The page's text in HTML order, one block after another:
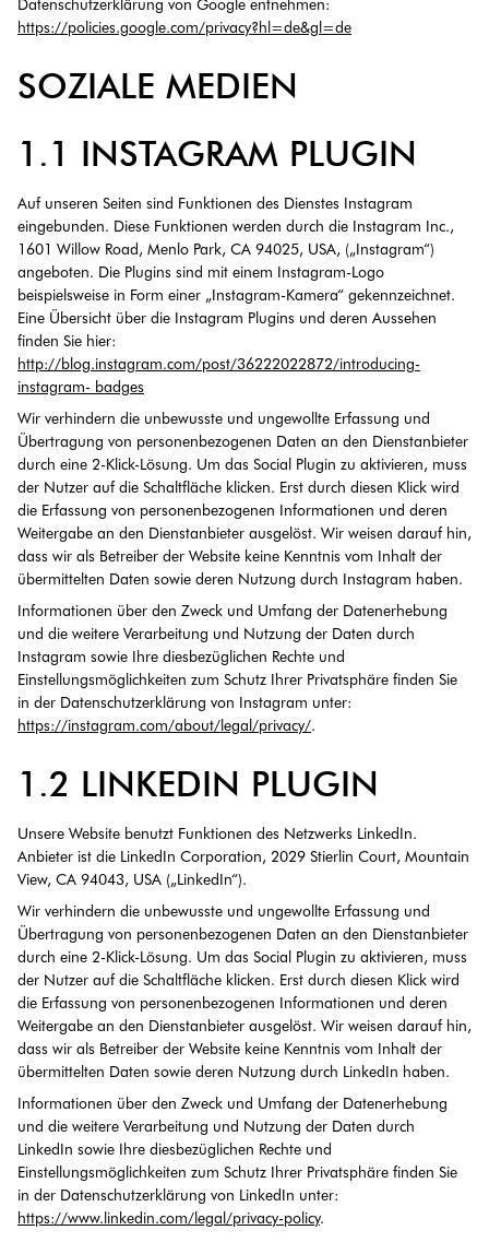
Datenschutzerklärung von Google entnehmen:
https://policies.google.com/privacy?hl=de&gl=de
SOZIALE MEDIEN
1.1 INSTAGRAM PLUGIN
Auf unseren Seiten sind Funktionen des Dienstes Instagram
eingebunden. Diese Funktionen werden durch die Instagram Inc.,
1601 Willow Road, Menlo Park, CA 94025, USA, („Instagram“)
angeboten. Die Plugins sind mit einem Instagram-Logo
beispielsweise in Form einer „Instagram-Kamera“ gekennzeichnet.
Eine Übersicht über die Instagram Plugins und deren Aussehen
finden Sie hier:
http://blog.instagram.com/post/36222022872/introducing-
instagram- badges
Wir verhindern die unbewusste und ungewollte Erfassung und
Übertragung von personenbezogenen Daten an den Dienstanbieter
durch eine 2-Klick-Lösung. Um das Social Plugin zu aktivieren, muss
der Nutzer auf die Schaltfläche klicken. Erst durch diesen Klick wird
die Erfassung von personenbezogenen Informationen und deren
Weitergabe an den Dienstanbieter ausgelöst. Wir weisen darauf hin,
dass wir als Betreiber der Website keine Kenntnis vom Inhalt der
übermittelten Daten sowie deren Nutzung durch Instagram haben.
Informationen über den Zweck und Umfang der Datenerhebung
und die weitere Verarbeitung und Nutzung der Daten durch
Instagram sowie Ihre diesbezüglichen Rechte und
Einstellungsmöglichkeiten zum Schutz Ihrer Privatsphäre finden Sie
in der Datenschutzerklärung von Instagram unter:
https://instagram.com/about/legal/privacy/.
1.2 LINKEDIN PLUGIN
Unsere Website benutzt Funktionen des Netzwerks LinkedIn.
Anbieter ist die LinkedIn Corporation, 2029 Stierlin Court, Mountain
View, CA 94043, USA („LinkedIn“).
Wir verhindern die unbewusste und ungewollte Erfassung und
Übertragung von personenbezogenen Daten an den Dienstanbieter
durch eine 2-Klick-Lösung. Um das Social Plugin zu aktivieren, muss
der Nutzer auf die Schaltfläche klicken. Erst durch diesen Klick wird
die Erfassung von personenbezogenen Informationen und deren
Weitergabe an den Dienstanbieter ausgelöst. Wir weisen darauf hin,
dass wir als Betreiber der Website keine Kenntnis vom Inhalt der
übermittelten Daten sowie deren Nutzung durch LinkedIn haben.
Informationen über den Zweck und Umfang der Datenerhebung
und die weitere Verarbeitung und Nutzung der Daten durch
LinkedIn sowie Ihre diesbezüglichen Rechte und
Einstellungsmöglichkeiten zum Schutz Ihrer Privatsphäre finden Sie
in der Datenschutzerklärung von LinkedIn unter:
https://www.linkedin.com/legal/privacy-policy.